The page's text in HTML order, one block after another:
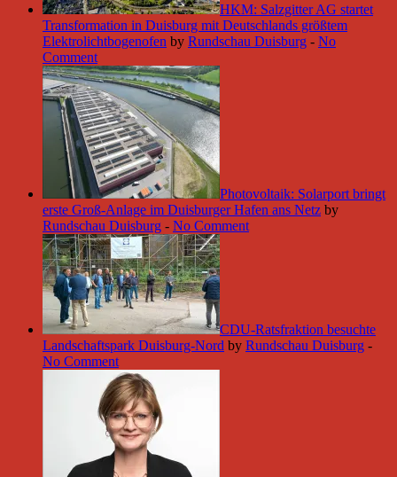
HKM: Salzgitter AG startet
Transformation in Duisburg mit Deutschlands größtem
Elektrolichtbogenofen by Rundschau Duisburg - No
Comment
Photovoltaik: Solarport bringt
erste Groß-Anlage im Duisburger Hafen ans Netz by
Rundschau Duisburg - No Comment
CDU-Ratsfraktion besuchte
Landschaftspark Duisburg-Nord by Rundschau Duisburg -
No Comment